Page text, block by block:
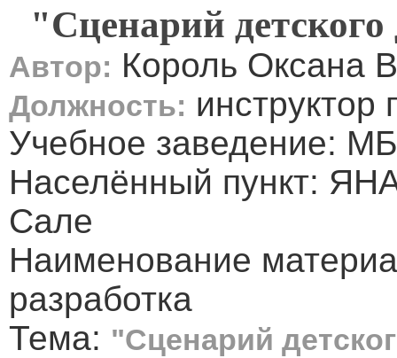
"Сценарий
Автор: Король Оксана
Должность: инструктор
Учебное заведение:
Населённый пункт:
Сале
Наименование
разработка
Тема: "Сценарий